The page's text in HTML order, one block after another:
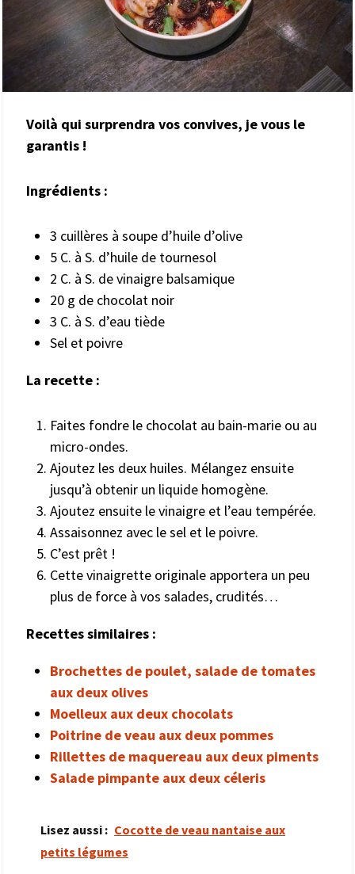
Voilà qui surprendra vos convives, je vous le
garantis !
Ingrédients :
3 cuillères à soupe d’huile d’olive
5 C. à S. d’huile de tournesol
2 C. à S. de vinaigre balsamique
20 g de chocolat noir
3 C. à S. d’eau tiède
Sel et poivre
La recette :
Faites fondre le chocolat au bain-marie ou au
micro-ondes.
Ajoutez les deux huiles. Mélangez ensuite
jusqu’à obtenir un liquide homogène.
Ajoutez ensuite le vinaigre et l’eau tempérée.
Assaisonnez avec le sel et le poivre.
C’est prêt !
Cette vinaigrette originale apportera un peu
plus de force à vos salades, crudités…
Recettes similaires :
Brochettes de poulet, salade de tomates
aux deux olives
Moelleux aux deux chocolats
Poitrine de veau aux deux pommes
Rillettes de maquereau aux deux piments
Salade pimpante aux deux céleris
Lisez aussi : Cocotte de veau nantaise aux
petits légumes